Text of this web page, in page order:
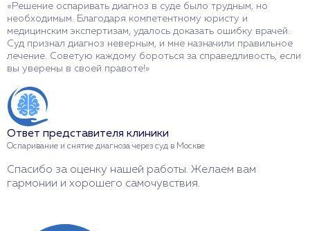
«Решение оспаривать диагноз в суде было трудным, но
необходимым. Благодаря компетентному юристу и
медицинским экспертизам, удалось доказать ошибку врачей.
Суд признал диагноз неверным, и мне назначили правильное
лечение. Советую каждому бороться за справедливость, если
вы уверены в своей правоте!»
Ответ представителя клиники
Оспаривание и снятие диагноза через суд в Москве
Спасибо за оценку нашей работы. Желаем вам
гармонии и хорошего самочувствия.